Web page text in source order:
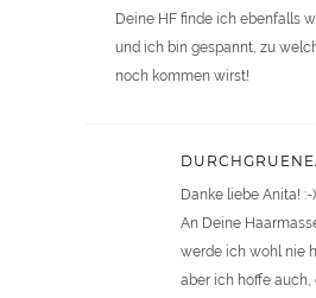
Deine HF finde ich ebenfalls
und ich bin gespannt, zu
noch kommen wirst!
Danke liebe Anita! :-)
An Deine
werde ich wohl nie
aber ich hoffe auch,